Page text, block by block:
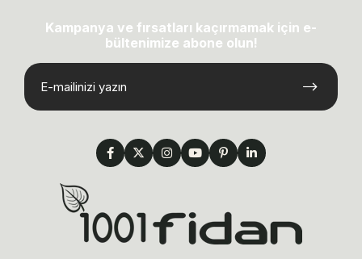
Kampanya ve fırsatları kaçırmamak için e-
bültenimize abone olun!